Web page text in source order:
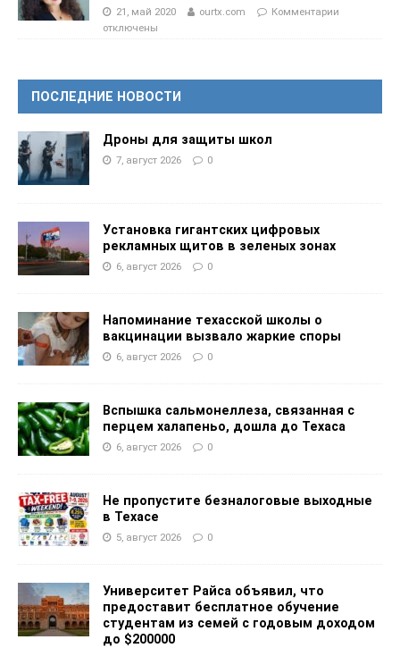
21, май 2020 ourtx.com
Комментарии
отключены
ПОСЛЕДНИЕ НОВОСТИ
Дроны для защиты школ
7, август 2026 0
Установка гигантских цифровых
рекламных щитов в зеленых зонах
6, август 2026 0
Напоминание техасской школы о
вакцинации вызвало жаркие споры
6, август 2026 0
Вспышка сальмонеллеза, связанная с
перцем халапеньо, дошла до Техаса
6, август 2026 0
Не пропустите безналоговые выходные
в Техасе
5, август 2026 0
Университет Райса объявил, что
предоставит бесплатное обучение
студентам из семей с годовым доходом
до $200000